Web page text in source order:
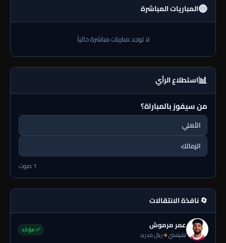
🔴المباريات المباشرة
لا توجد مباريات مباشرة حالياً
📊استطلاع الرأي
من سيفوز بالمباراة؟
الأهلي
الزمالك
1 صوت
🔄 نافذة الانتقالات
عمر مرموش
تشيلسي→ريال مدريد
✅ مؤكد